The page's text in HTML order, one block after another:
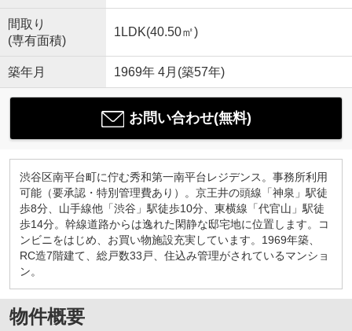
間取り
(専有面積)
1LDK(40.50㎡)
築年月 1969年 4月(築57年)
お問い合わせ(無料)
渋谷区南平台町に佇む秀和第一南平台レジデンス。事務所利用
可能（要承認・特別管理費あり）。京王井の頭線「神泉」駅徒
歩8分、山手線他「渋谷」駅徒歩10分、東横線「代官山」駅徒
歩14分。幹線道路からは逸れた閑静な邸宅地に位置します。コ
ンビニをはじめ、お買い物施設充実しています。1969年築、
RC造7階建て、総戸数33戸、住込み管理がされているマンショ
ン。
物件概要